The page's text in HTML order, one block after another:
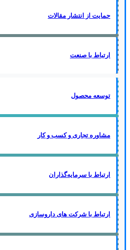
حمایت از انتشار مقالات
ارتباط با صنعت
توسعه محصول
مشاوره تجاری و کسب و کار
ارتباط با سرمایه‌گذاران
ارتباط با شرکت های داروسازی